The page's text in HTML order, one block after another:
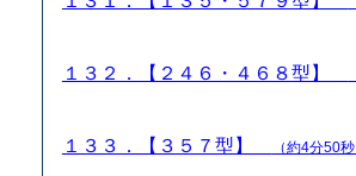
１３２．【２４６・４６８型】
１３３．【３５７型】 （約4分50秒